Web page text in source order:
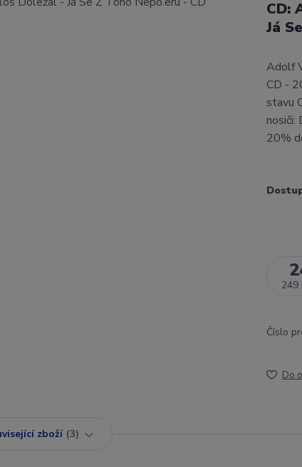
CD:
Já
Adolf
CD -
stavu
nosiči:
20%
249
Číslo
Do
zboží 3